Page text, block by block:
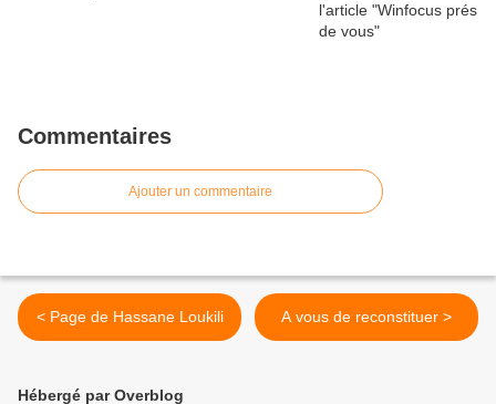
Commentaires
Ajouter un commentaire
< Page de Hassane Loukili A vous de reconstituer >
Hébergé par Overblog